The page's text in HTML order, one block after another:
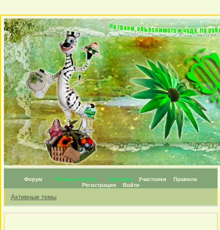
Форум Личные топики Награды Участники
Правила
Регистрация
Войти
Активные темы